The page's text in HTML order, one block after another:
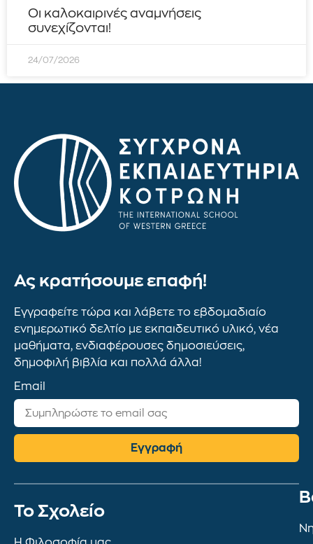
Οι καλοκαιρινές αναμνήσεις
συνεχίζονται!
24/07/2026
Ας κρατήσουμε επαφή!
Εγγραφείτε τώρα και λάβετε το εβδομαδιαίο
ενημερωτικό δελτίο με εκπαιδευτικό υλικό, νέα
μαθήματα, ενδιαφέρουσες δημοσιεύσεις,
δημοφιλή βιβλία και πολλά άλλα!
Email
Εγγραφή
To Σχολείο